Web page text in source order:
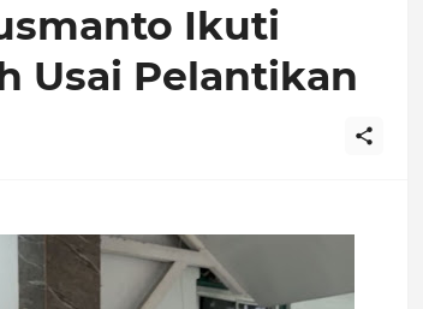
Ikuti
Usai Pelantikan